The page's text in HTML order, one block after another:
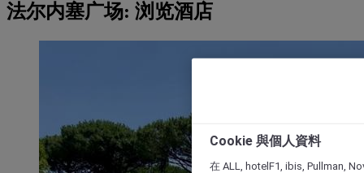
法尔内塞广场: 浏览酒店
Cookie 與個人資料
在 ALL, hotelF1, ibis, Pullman,